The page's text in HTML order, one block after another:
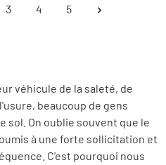
Page
3 Page
4 Page
5
véhicule de la saleté, de
beaucoup de gens
sol. On oublie souvent que le
à une forte sollicitation et
C'est pourquoi nous